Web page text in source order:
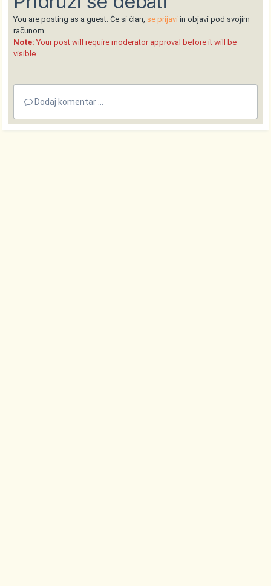
You are posting as a guest. Če si član, se prijavi in objavi pod svojim
računom.
Note: Your post will require moderator approval before it will be
visible.
Dodaj komentar ...